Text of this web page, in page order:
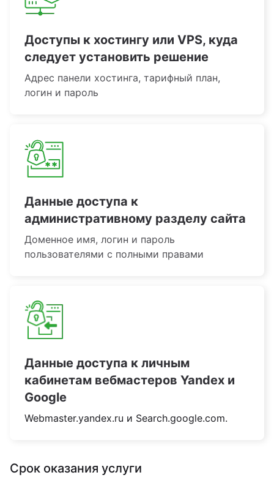
Доступы к хостингу или VPS, куда
следует установить решение
Адрес панели хостинга, тарифный план,
логин и пароль
Данные доступа к
административному разделу сайта
Доменное имя, логин и пароль
пользователями с полными правами
Данные доступа к личным
кабинетам вебмастеров Yandex и
Google
Webmaster.yandex.ru и Search.google.com.
Срок оказания услуги